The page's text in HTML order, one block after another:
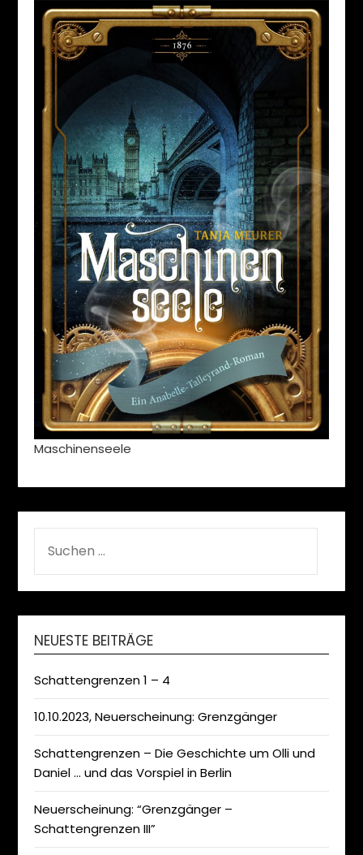
Maschinenseele
NACH:
NEUESTE BEITRÄGE
Schattengrenzen 1 – 4
10.10.2023, Neuerscheinung: Grenzgänger
Schattengrenzen – Die Geschichte um Olli und
Daniel … und das Vorspiel in Berlin
Neuerscheinung: “Grenzgänger –
Schattengrenzen III”